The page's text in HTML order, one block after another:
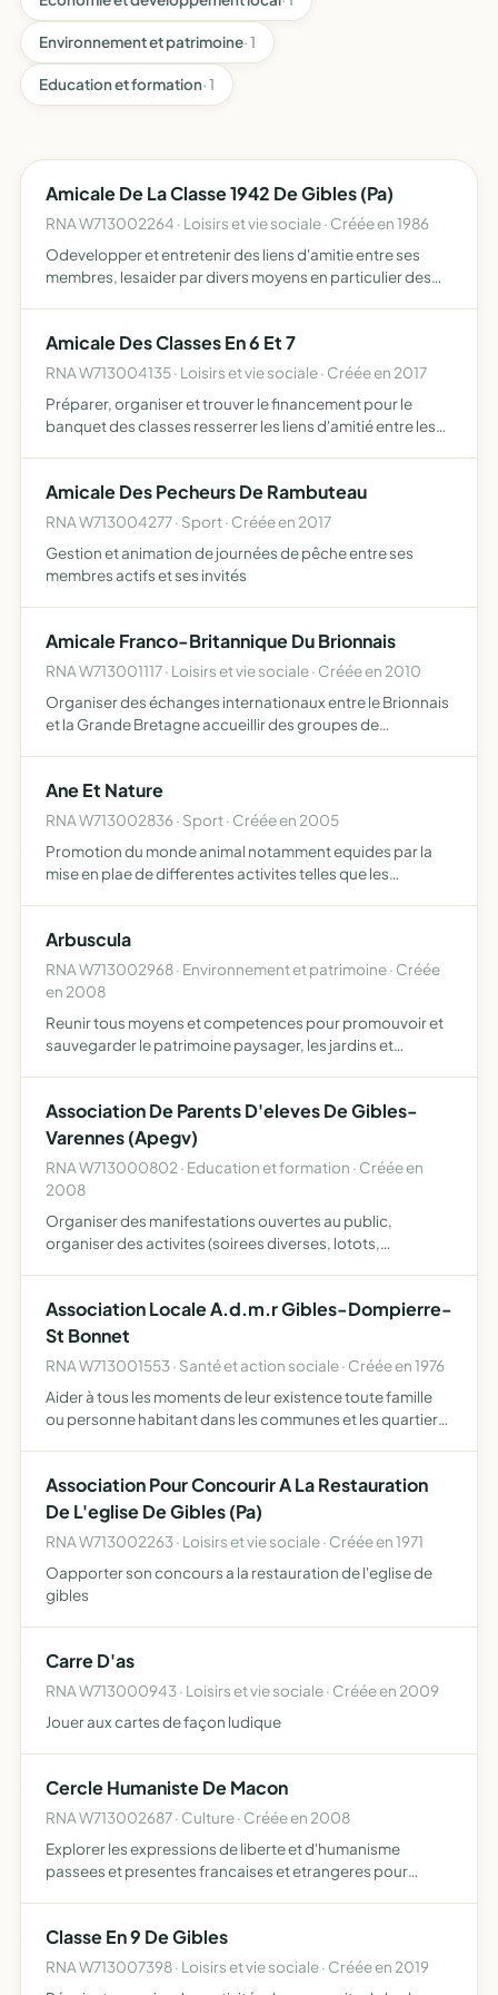
Environnement et patrimoine· 1
Education et formation· 1
Amicale De La Classe 1942 De Gibles (Pa)
RNA W713002264 · Loisirs et vie sociale · Créée en 1986
Odevelopper et entretenir des liens d'amitie entre ses
membres, lesaider par divers moyens en particulier des
Amicale Des Classes En 6 Et 7
RNA W713004135 · Loisirs et vie sociale · Créée en 2017
Préparer, organiser et trouver le financement pour le
banquet des classes resserrer les liens d'amitié entre les
Amicale Des Pecheurs De Rambuteau
RNA W713004277 · Sport · Créée en 2017
Gestion et animation de journées de pêche entre ses
membres actifs et ses invités
Amicale Franco-Britannique Du Brionnais
RNA W713001117 · Loisirs et vie sociale · Créée en 2010
Organiser des échanges internationaux entre le Brionnais
et la Grande Bretagne accueillir des groupes de
manifestat…
Ane Et Nature
RNA W713002836 · Sport · Créée en 2005
Promotion du monde animal notamment equides par la
mise en plae de differentes activites telles que les
Arbuscula
RNA W713002968 · Environnement et patrimoine · Créée
en 2008
Reunir tous moyens et competences pour promouvoir et
sauvegarder le patrimoine paysager, les jardins et
reali…
Association De Parents D'eleves De Gibles-
Varennes (Apegv)
RNA W713000802 · Education et formation · Créée en
2008
Organiser des manifestations ouvertes au public,
organiser des activites (soirees diverses, lotots,
Association Locale A.d.m.r Gibles-Dompierre-
St Bonnet
RNA W713001553 · Santé et action sociale · Créée en 1976
Aider à tous les moments de leur existence toute famille
ou personne habitant dans les communes et les quartiers
Association Pour Concourir A La Restauration
De L'eglise De Gibles (Pa)
RNA W713002263 · Loisirs et vie sociale · Créée en 1971
Oapporter son concours a la restauration de l'eglise de
gibles
Carre D'as
RNA W713000943 · Loisirs et vie sociale · Créée en 2009
Jouer aux cartes de façon ludique
Cercle Humaniste De Macon
RNA W713002687 · Culture · Créée en 2008
Explorer les expressions de liberte et d'humanisme
passees et presentes francaises et etrangeres pour
Classe En 9 De Gibles
RNA W713007398 · Loisirs et vie sociale · Créée en 2019